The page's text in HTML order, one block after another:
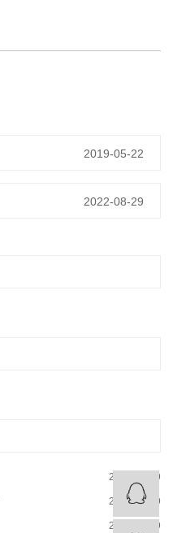
2019-05-22
2022-08-29
2022-08-29
2022-08-29
2022-08-29